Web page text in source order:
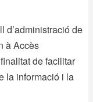
d’administració de
à Accès
de facilitar
la informació i la